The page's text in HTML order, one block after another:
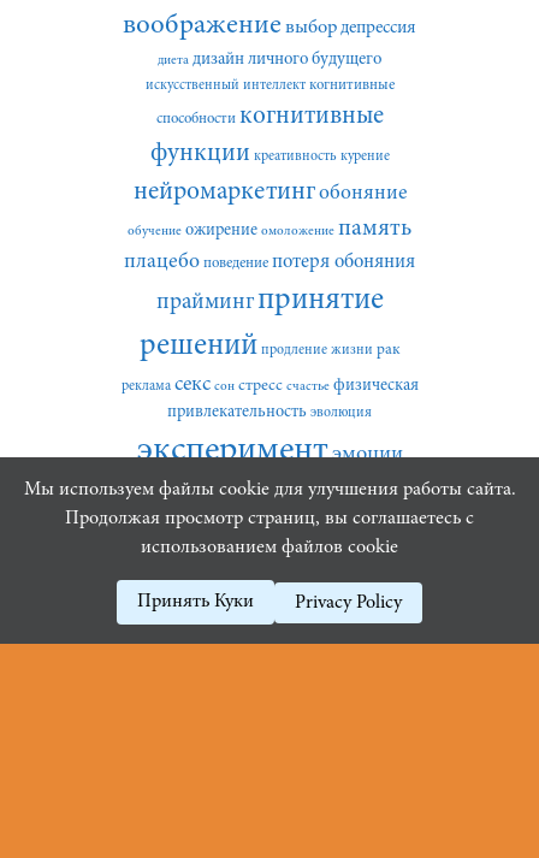
воображение выбор депрессия
диета дизайн личного будущего
искусственный интеллект когнитивные
способности когнитивные
функции креативность курение
нейромаркетингобоняние
обучение ожирение омоложение память
плацебо поведение потеря обоняния
праймингпринятие
решений продление жизни рак
реклама секс сон стресс счастье физическая
привлекательность эволюция
экспериментэмоции
Архивы
Архивы
Мы используем файлы cookie для улучшения работы сайта.
Продолжая просмотр страниц, вы соглашаетесь с
использованием файлов cookie
Принять Куки Privacy Policy